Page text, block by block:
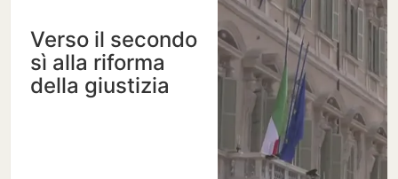
Verso il secondo
sì alla riforma
della giustizia